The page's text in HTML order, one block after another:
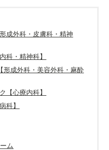
成外科・皮膚科・精神
科・精神科】
形成外科・美容外科・麻酔
【心療内科】
科】
ム